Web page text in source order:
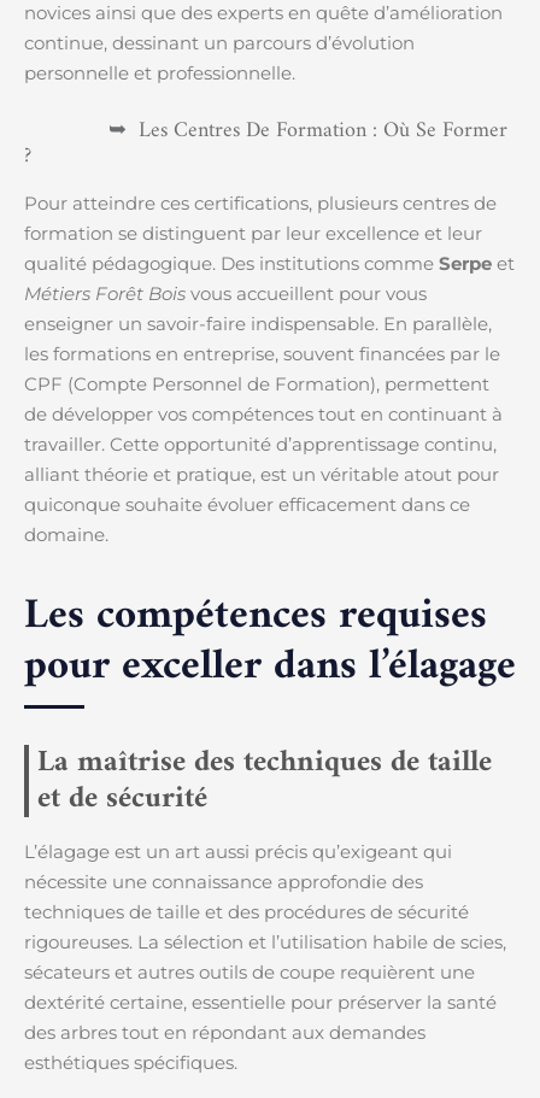
novices ainsi que des experts en quête d’amélioration
continue, dessinant un parcours d’évolution
personnelle et professionnelle.
Les Centres De Formation : Où Se Former
?
Pour atteindre ces certifications, plusieurs centres de
formation se distinguent par leur excellence et leur
qualité pédagogique. Des institutions comme Serpe et
Métiers Forêt Bois vous accueillent pour vous
enseigner un savoir-faire indispensable. En parallèle,
les formations en entreprise, souvent financées par le
CPF (Compte Personnel de Formation), permettent
de développer vos compétences tout en continuant à
travailler. Cette opportunité d’apprentissage continu,
alliant théorie et pratique, est un véritable atout pour
quiconque souhaite évoluer efficacement dans ce
domaine.
Les compétences requises
pour exceller dans l’élagage
La maîtrise des techniques de taille
et de sécurité
L’élagage est un art aussi précis qu’exigeant qui
nécessite une connaissance approfondie des
techniques de taille et des procédures de sécurité
rigoureuses. La sélection et l’utilisation habile de scies,
sécateurs et autres outils de coupe requièrent une
dextérité certaine, essentielle pour préserver la santé
des arbres tout en répondant aux demandes
esthétiques spécifiques.